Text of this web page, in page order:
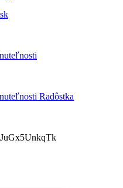
Radôstka